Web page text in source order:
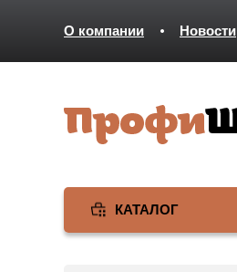
О компании Новости
КАТАЛОГ